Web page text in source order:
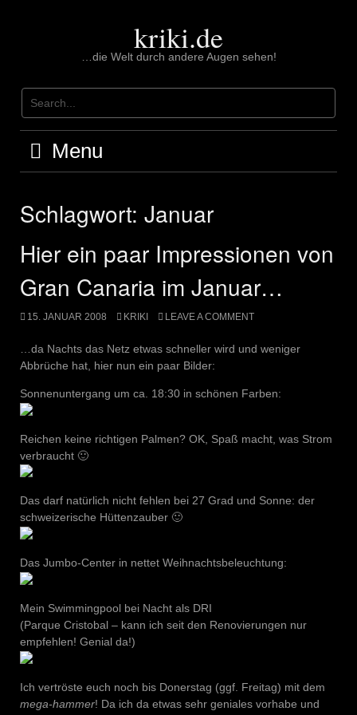
kriki.de
…die Welt durch andere Augen sehen!
Menu
Schlagwort: Januar
Hier ein paar Impressionen von
Gran Canaria im Januar…
15. JANUAR 2008 KRIKI LEAVE A COMMENT
…da Nachts das Netz etwas schneller wird und weniger
Abbrüche hat, hier nun ein paar Bilder:
Sonnenuntergang um ca. 18:30 in schönen Farben:
Reichen keine richtigen Palmen? OK, Spaß macht, was Strom
verbraucht 🙂
Das darf natürlich nicht fehlen bei 27 Grad und Sonne: der
schweizerische Hüttenzauber 🙂
Das Jumbo-Center in nettet Weihnachtsbeleuchtung:
Mein Swimmingpool bei Nacht als DRI
(Parque Cristobal – kann ich seit den Renovierungen nur
empfehlen! Genial da!)
Ich vertröste euch noch bis Donerstag (ggf. Freitag) mit dem
mega-hammer! Da ich da etwas sehr geniales vorhabe und